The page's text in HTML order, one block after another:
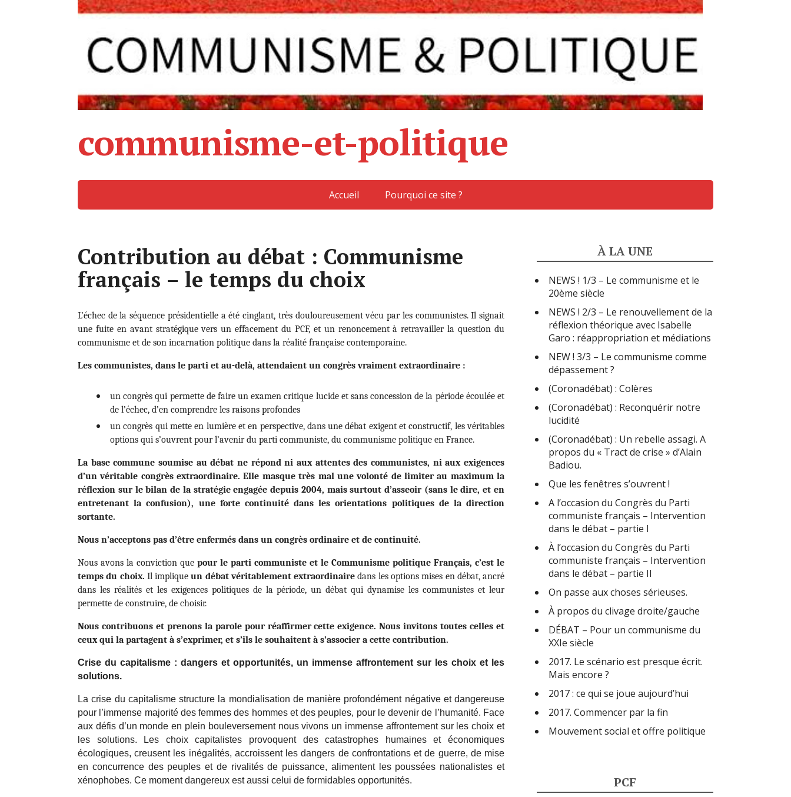
communisme-et-politique
Accueil Pourquoi ce site ?
Contribution au débat : Communisme
français – le temps du choix
L’échec de la séquence présidentielle a été cinglant, très douloureusement vécu par les communistes. Il signait
une fuite en avant stratégique vers un effacement du PCF, et un renoncement à retravailler la question du
communisme et de son incarnation politique dans la réalité française contemporaine.
Les communistes, dans le parti et au-delà, attendaient un congrès vraiment extraordinaire :
un congrès qui permette de faire un examen critique lucide et sans concession de la période écoulée et
de l’échec, d’en comprendre les raisons profondes
un congrès qui mette en lumière et en perspective, dans une débat exigent et constructif, les véritables
options qui s’ouvrent pour l’avenir du parti communiste, du communisme politique en France.
La base commune soumise au débat ne répond ni aux attentes des communistes, ni aux exigences
d’un véritable congrès extraordinaire. Elle masque très mal une volonté de limiter au maximum la
réflexion sur le bilan de la stratégie engagée depuis 2004, mais surtout d’asseoir (sans le dire, et en
entretenant la confusion), une forte continuité dans les orientations politiques de la direction
sortante.
Nous n’acceptons pas d’être enfermés dans un congrès ordinaire et de continuité.
Nous avons la conviction que pour le parti communiste et le Communisme politique Français, c’est le
temps du choix. Il impliqueun débat véritablement extraordinairedans les options mises en débat, ancré
dans les réalités et les exigences politiques de la période, un débat qui dynamise les communistes et leur
permette de construire, de choisir.
Nous contribuons et prenons la parole pour réaffirmer cette exigence. Nous invitons toutes celles et
ceux qui la partagent à s’exprimer, et s’ils le souhaitent à s’associer a cette contribution.
Crise du capitalisme : dangers et opportunités, un immense affrontement sur les choix et les
solutions.
La crise du capitalisme structure la mondialisation de manière profondément négative et dangereuse
pour l’immense majorité des femmes des hommes et des peuples, pour le devenir de l’humanité. Face
aux défis d’un monde en plein bouleversement nous vivons un immense affrontement sur les choix et
les solutions. Les choix capitalistes provoquent des catastrophes humaines et économiques
écologiques, creusent les inégalités, accroissent les dangers de confrontations et de guerre, de mise
en concurrence des peuples et de rivalités de puissance, alimentent les poussées nationalistes et
xénophobes. Ce moment dangereux est aussi celui de formidables opportunités.
À LA UNE
NEWS ! 1/3 – Le communisme et le
20ème siècle
NEWS ! 2/3 – Le renouvellement de la
réflexion théorique avec Isabelle
Garo : réappropriation et médiations
NEW ! 3/3 – Le communisme comme
dépassement ?
(Coronadébat) : Colères
(Coronadébat) : Reconquérir notre
lucidité
(Coronadébat) : Un rebelle assagi. A
propos du « Tract de crise » d’Alain
Badiou.
Que les fenêtres s’ouvrent !
A l’occasion du Congrès du Parti
communiste français – Intervention
dans le débat – partie I
À l’occasion du Congrès du Parti
communiste français – Intervention
dans le débat – partie II
On passe aux choses sérieuses.
À propos du clivage droite/gauche
DÉBAT – Pour un communisme du
XXIe siècle
2017. Le scénario est presque écrit.
Mais encore ?
2017 : ce qui se joue aujourd’hui
2017. Commencer par la fin
Mouvement social et offre politique
PCF